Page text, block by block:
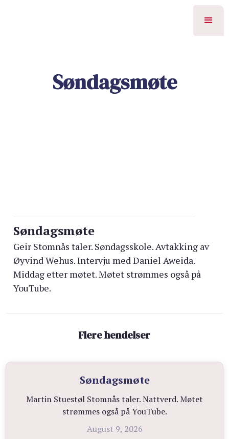
Søndagsmøte
Søndagsmøte
Geir Stomnås taler. Søndagsskole. Avtakking av
Øyvind Wehus. Intervju med Daniel Aweida.
Middag etter møtet. Møtet strømmes også på
YouTube.
Flere hendelser
Søndagsmøte
Martin Stuestøl Stomnås taler. Nattverd. Møtet
strømmes også på YouTube.
August 9, 2026